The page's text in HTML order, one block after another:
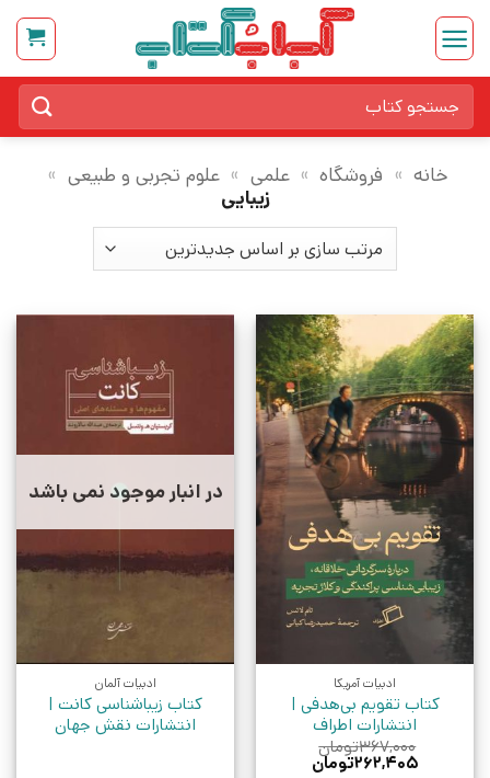
Skip
content
برای:
خانه » فروشگاه » علمی » علوم تجربی و طبیعی »
زیبایی
ادبیات آمریکا
کتاب تقویم بی‌هدفی |
انتشارات اطراف
۳۶۷,۰۰۰تومان
قیمت
۲۶۲,۴۰۵تومان
در انبار موجود نمی باشد
ادبیات آلمان
کتاب زیباشناسی کانت |
انتشارات نقش جهان